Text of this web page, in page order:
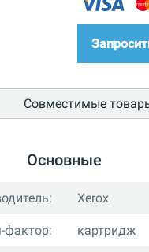
Совместимые
Основные
Xerox
картридж